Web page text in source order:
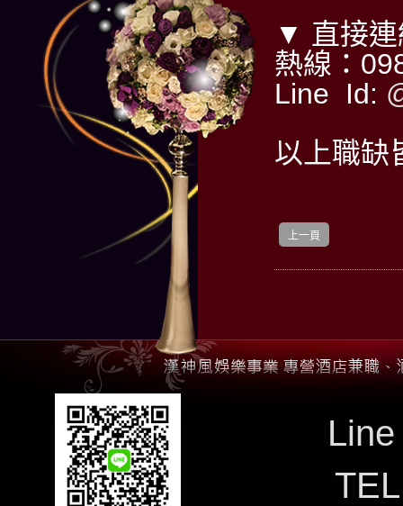
▼ 直接連
熱線：
Line Id:
以上職缺
上一頁